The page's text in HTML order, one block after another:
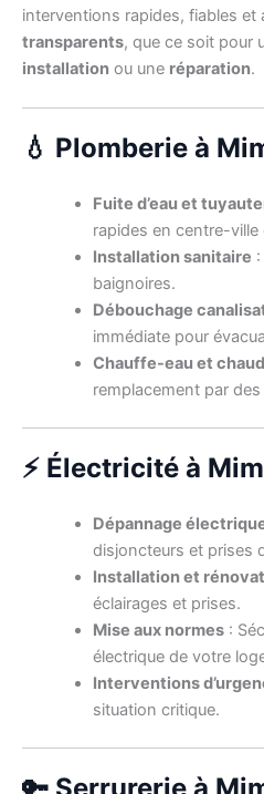
interventions rapides, fiables et
transparents, que ce soit pour
installation ou une réparation.
💧 Plomberie à
Fuite d’eau et
rapides en centre-ville
Installation sanitaire
baignoires.
Débouchage
immédiate pour
Chauffe-eau et
remplacement par
⚡ Électricité à
Dépannage
disjoncteurs et prises
Installation et
éclairages et prises.
Mise aux normes:
électrique de votre
Interventions
situation critique.
🔑 Serrurerie à